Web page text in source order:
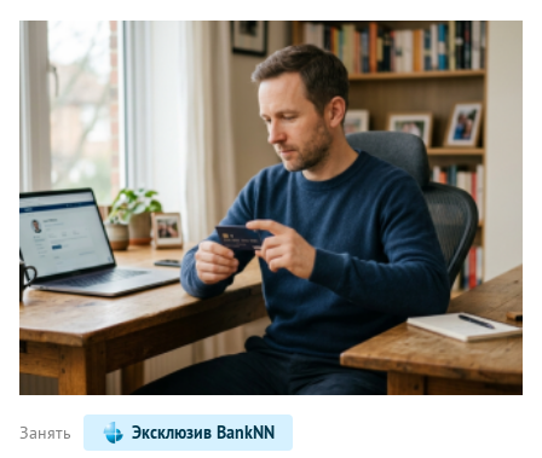
Занять Эксклюзив BankNN